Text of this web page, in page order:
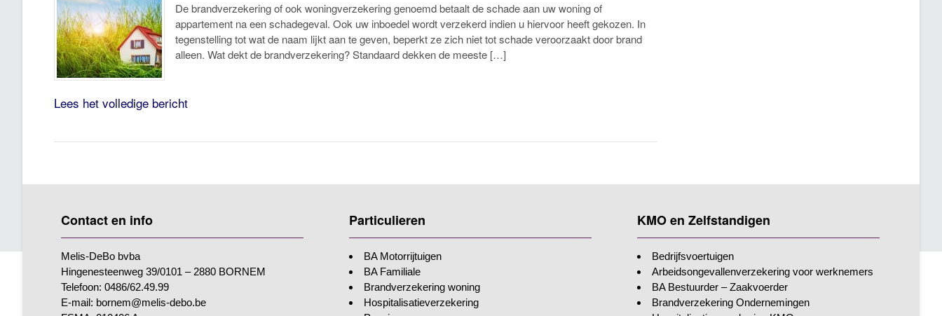
De brandverzekering of ook woningverzekering genoemd betaalt de schade aan uw woning of
appartement na een schadegeval. Ook uw inboedel wordt verzekerd indien u hiervoor heeft gekozen. In
tegenstelling tot wat de naam lijkt aan te geven, beperkt ze zich niet tot schade veroorzaakt door brand
alleen. Wat dekt de brandverzekering? Standaard dekken de meeste […]
Lees het volledige bericht
Contact en info
Melis-DeBo bvba
Hingenesteenweg 39/0101 – 2880 BORNEM
Telefoon: 0486/62.49.99
E-mail: bornem@melis-debo.be
Particulieren
BA Motorrijtuigen
BA Familiale
Brandverzekering woning
Hospitalisatieverzekering
KMO en Zelfstandigen
Bedrijfsvoertuigen
Arbeidsongevallenverzekering voor werknemers
BA Bestuurder – Zaakvoerder
Brandverzekering Ondernemingen